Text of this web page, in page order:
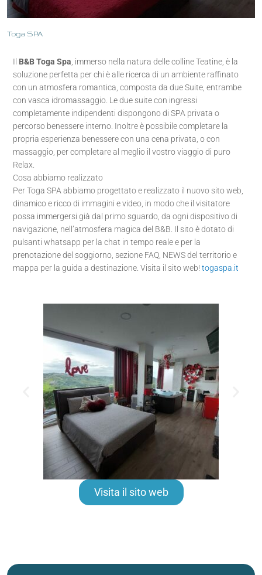
Toga SPA
Il B&B Toga Spa , immerso nella natura delle colline Teatine, è la
soluzione perfetta per chi è alle ricerca di un ambiente raffinato
con un atmosfera romantica, composta da due Suite, entrambe
con vasca idromassaggio. Le due suite con ingressi
completamente indipendenti dispongono di SPA privata o
percorso benessere interno. Inoltre è possibile completare la
propria esperienza benessere con una cena privata, o con
massaggio, per completare al meglio il vostro viaggio di puro
Relax.
Cosa abbiamo realizzato
Per Toga SPA abbiamo progettato e realizzato il nuovo sito web,
dinamico e ricco di immagini e video, in modo che il visitatore
possa immergersi già dal primo sguardo, da ogni dispositivo di
navigazione, nell’atmosfera magica del B&B. Il sito è dotato di
pulsanti whatsapp per la chat in tempo reale e per la
prenotazione del soggiorno, sezione FAQ, NEWS del territorio e
mappa per la guida a destinazione. Visita il sito web! togaspa.it
Visita il sito web